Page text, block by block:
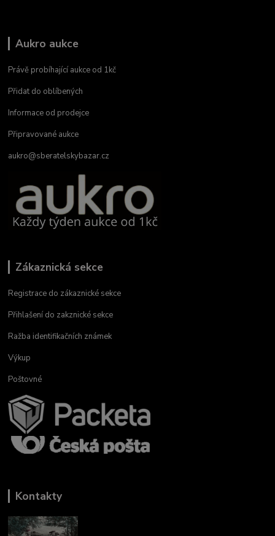
Aukro aukce
Právě probíhající aukce od 1kč
Přidat do oblíbených
Informace od prodejce
Připravované aukce
aukro@sberatelskybazar.cz
Zákaznická sekce
Registrace do zákaznické sekce
Přihlašení do zakznické sekce
Ražba identifikačních známek
Výkup
Poštovné
Kontakty